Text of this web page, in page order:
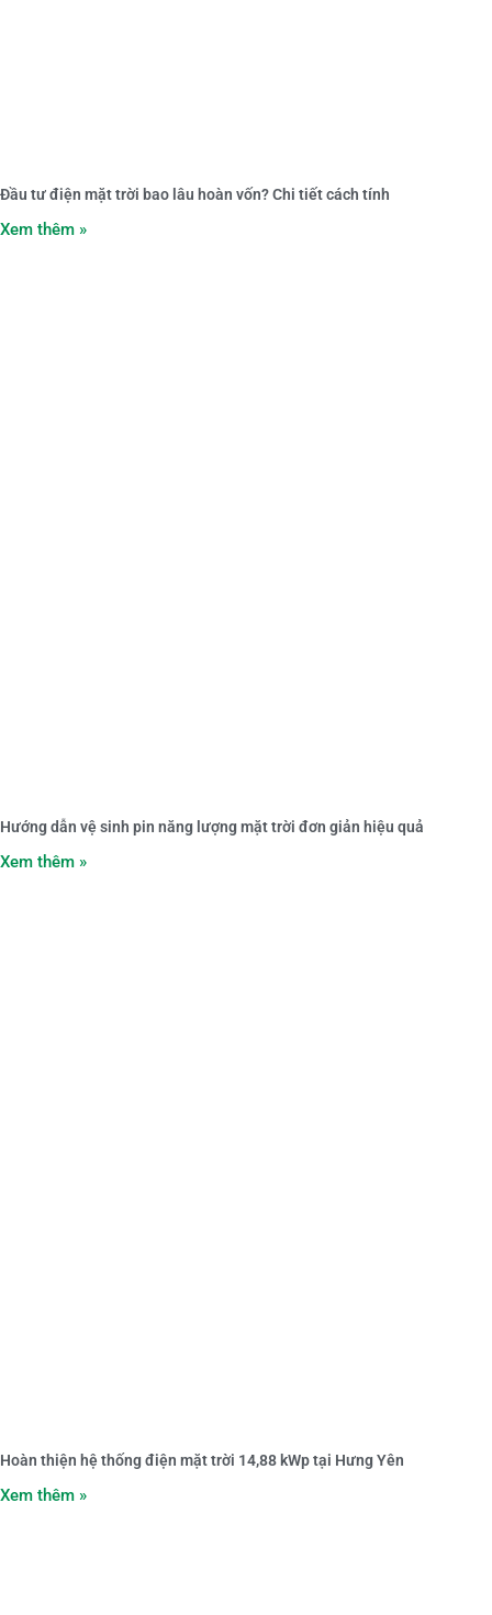
Đầu tư điện mặt trời bao lâu hoàn vốn? Chi tiết cách tính
Xem thêm »
Hướng dẫn vệ sinh pin năng lượng mặt trời đơn giản hiệu quả
Xem thêm »
Hoàn thiện hệ thống điện mặt trời 14,88 kWp tại Hưng Yên
Xem thêm »